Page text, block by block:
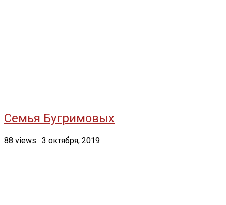
Семья Бугримовых
88 views · 3 октября, 2019